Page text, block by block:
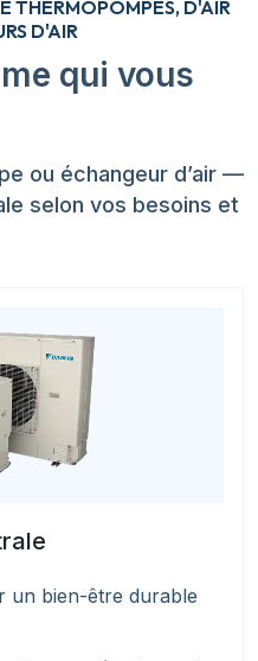
THERMOPOMPES, D'AIR
D'AIR
qui vous
ou échangeur d’air —
selon vos besoins et
un bien-être durable